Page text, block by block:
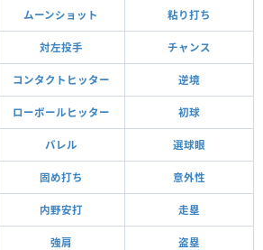
ムーンショット 粘り打ち
対左投手 チャンス
コンタクトヒッター 逆境
ローボールヒッター 初球
バレル 選球眼
固め打ち 意外性
内野安打 走塁
強肩 盗塁